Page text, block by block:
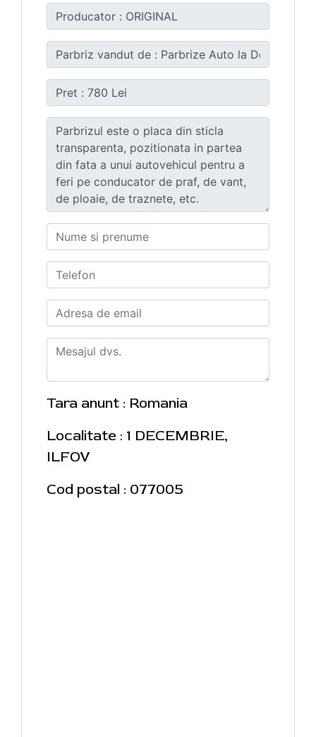
Tara anunt : Romania
Localitate : 1 DECEMBRIE,
ILFOV
Cod postal : 077005